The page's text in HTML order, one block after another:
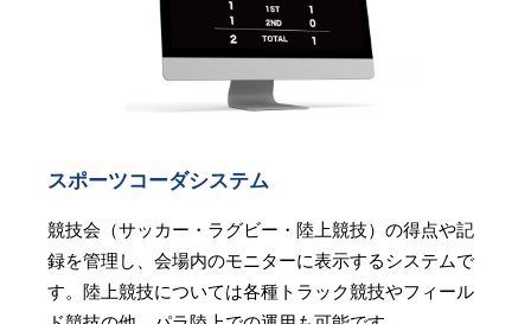
スポーツコーダシステム
競技会（サッカー・ラグビー・陸上競技）の得点や記
録を管理し、会場内のモニターに表示するシステムで
す。陸上競技については各種トラック競技やフィール